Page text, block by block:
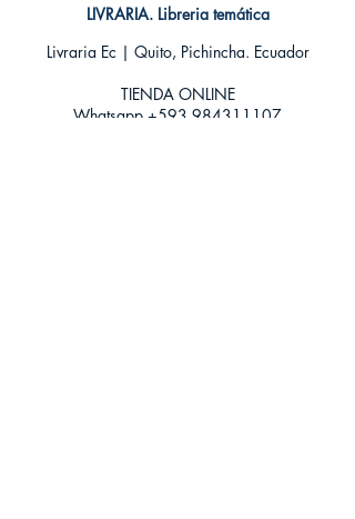
Encuadernación: Tapa blanda
Categoría: Novela Juvenil - Romántica
LIVRARIA. Libreria temática
Livraria Ec | Quito, Pichincha. Ecuador
TIENDA ONLINE​
Whatsapp +593 984311107